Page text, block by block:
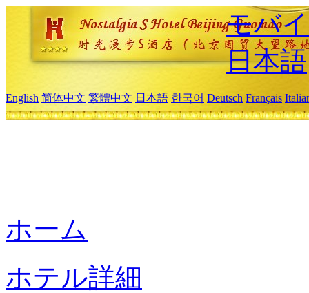
モバ
日本語
English 简体中文 繁體中文 日本語 한국어 Deutsch Français
ホーム
ホテル詳細